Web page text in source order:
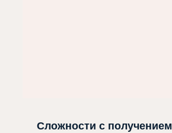
Сложности с получением